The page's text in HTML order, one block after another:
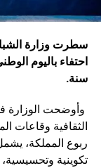
سطرت وزارة
سنة.
وأوضحت الوزارة
الثقافية وقاعات
ربوع المملكة،
تكوينية